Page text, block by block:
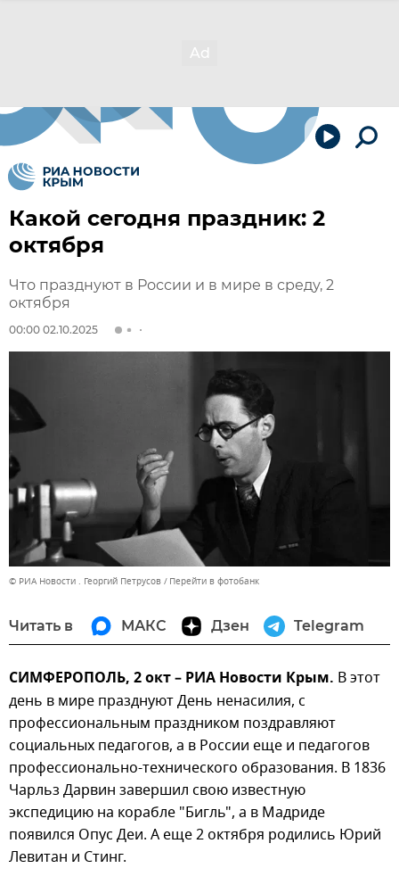
Какой сегодня праздник: 2
октября
Что празднуют в России и в мире в среду, 2
октября
00:00 02.10.2025
© РИА Новости . Георгий Петрусов Перейти в фотобанк
Читать в МАКС Дзен Telegram
СИМФЕРОПОЛЬ, 2 окт – РИА Новости Крым. В этот
день в мире празднуют День ненасилия, с
профессиональным праздником поздравляют
социальных педагогов, а в России еще и педагогов
профессионально-технического образования. В 1836
Чарльз Дарвин завершил свою известную
экспедицию на корабле "Бигль", а в Мадриде
появился Опус Деи. А еще 2 октября родились Юрий
Левитан и Стинг.